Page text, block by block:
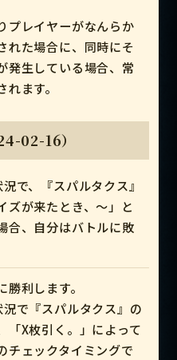
プレイヤーがなんらか
れた場合に、同時にそ
発生している場合、常
ます。
02-16）
で、『スパルタクス』
ズが来たとき、～」と
合、自分はバトルに敗
利します。
で『スパルタクス』の
「X枚引く。」によって
チェックタイミングで